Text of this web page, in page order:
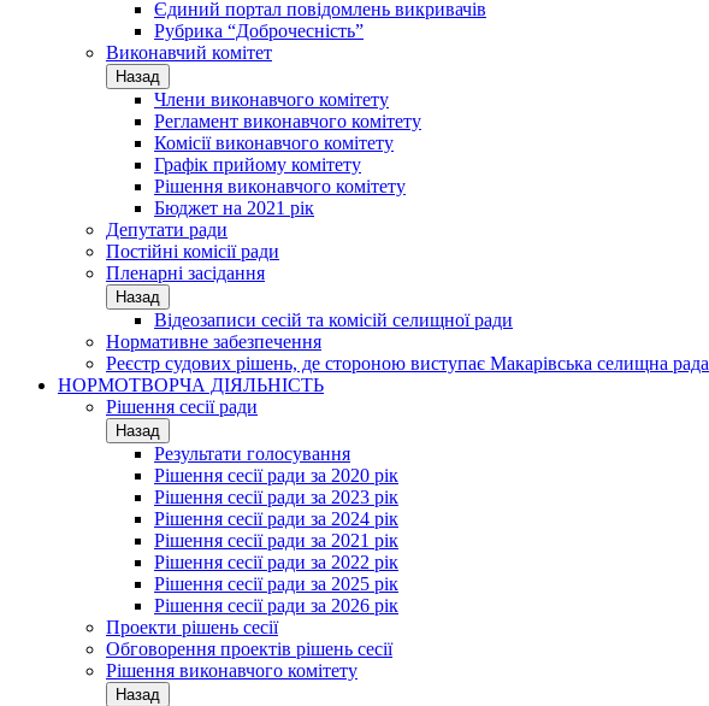
Єдиний портал повідомлень викривачів
Рубрика “Доброчесність”
Виконавчий комітет
Назад
Члени виконавчого комітету
Регламент виконавчого комітету
Комісії виконавчого комітету
Графік прийому комітету
Рішення виконавчого комітету
Бюджет на 2021 рік
Депутати ради
Постійні комісії ради
Пленарні засідання
Назад
Відеозаписи сесій та комісій селищної ради
Нормативне забезпечення
Реєстр судових рішень, де стороною виступає Макарівська селищна рада
НОРМОТВОРЧА ДІЯЛЬНІСТЬ
Рішення сесії ради
Назад
Результати голосування
Рішення сесії ради за 2020 рік
Рішення сесії ради за 2023 рік
Рішення сесії ради за 2024 рік
Рішення сесії ради за 2021 рік
Рішення сесії ради за 2022 рік
Рішення сесії ради за 2025 рік
Рішення сесії ради за 2026 рік
Проекти рішень сесії
Обговорення проектів рішень сесії
Рішення виконавчого комітету
Назад